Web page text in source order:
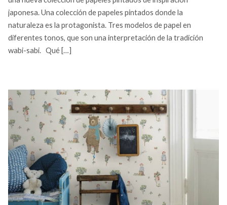
japonesa. Una colección de papeles pintados donde la
naturaleza es la protagonista. Tres modelos de papel en
diferentes tonos, que son una interpretación de la tradición
wabi-sabi. Qué […]